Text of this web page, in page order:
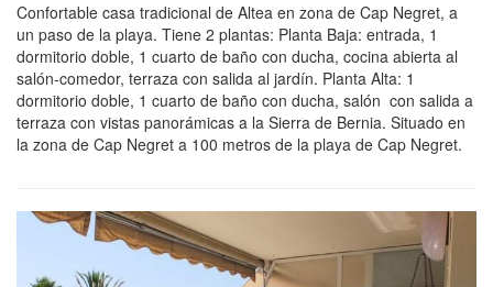
Confortable casa tradicional de Altea en zona de Cap Negret, a
un paso de la playa. Tiene 2 plantas: Planta Baja: entrada, 1
dormitorio doble, 1 cuarto de baño con ducha, cocina abierta al
salón-comedor, terraza con salida al jardín. Planta Alta: 1
dormitorio doble, 1 cuarto de baño con ducha, salón con salida a
terraza con vistas panorámicas a la Sierra de Bernia. Situado en
la zona de Cap Negret a 100 metros de la playa de Cap Negret.